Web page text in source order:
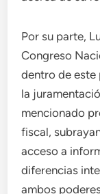
Por su parte,
Congreso
dentro de este
la
mencionado
fiscal,
acceso a
diferencias
ambos